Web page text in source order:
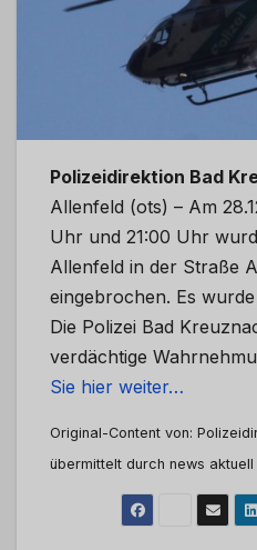
Polizeidirektion Bad
Allenfeld (ots) – Am
Uhr und 21:00 Uhr
Allenfeld in der Straße
eingebrochen. Es
Die Polizei Bad
verdächtige
Sie hier weiter…
Original-Content von:
übermittelt durch news aktuell